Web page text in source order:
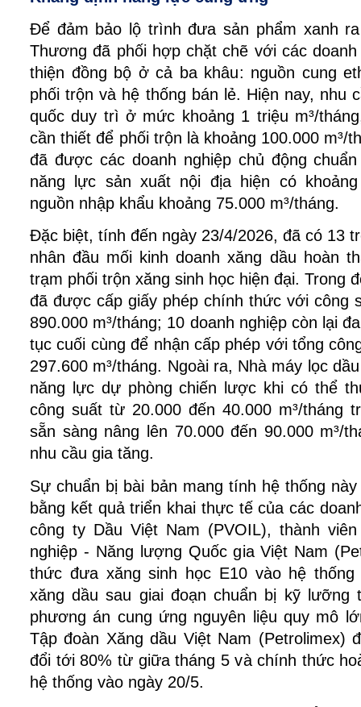
Để đảm bảo lộ trình đưa sản phẩm xanh
Thương đã phối hợp chặt chẽ với các
thiện đồng bộ ở cả ba khâu: nguồn cung
phối trộn và hệ thống bán lẻ. Hiện nay, nhu
quốc duy trì ở mức khoảng 1 triệu m³/
cần thiết để phối trộn là khoảng 100.000 m³/
đã được các doanh nghiệp chủ động
năng lực sản xuất nội địa hiện có khoảng
nguồn nhập khẩu khoảng 75.000 m³/tháng.
Đặc biệt, tính đến ngày 23/4/2026, đã có 13
nhân đầu mối kinh doanh xăng dầu hoàn
trạm phối trộn xăng sinh học hiện đại. Trong
đã được cấp giấy phép chính thức với công
890.000 m³/tháng; 10 doanh nghiệp còn lại
tục cuối cùng để nhận cấp phép với tổng
297.600 m³/tháng. Ngoài ra, Nhà máy lọc
năng lực dự phòng chiến lược khi có thể
công suất từ 20.000 đến 40.000 m³/tháng
sẵn sàng nâng lên 70.000 đến 90.000 m³/
nhu cầu gia tăng.
Sự chuẩn bị bài bản mang tính hệ thống
bằng kết quả triển khai thực tế của các
công ty Dầu Việt Nam (PVOIL), thành
nghiệp - Năng lượng Quốc gia Việt Nam
thức đưa xăng sinh học E10 vào hệ
xăng dầu sau giai đoạn chuẩn bị kỹ lưỡng
phương án cung ứng nguyên liệu quy mô
Tập đoàn Xăng dầu Việt Nam (Petrolimex)
đổi tới 80% từ giữa tháng 5 và chính thức
hệ thống vào ngày 20/5.